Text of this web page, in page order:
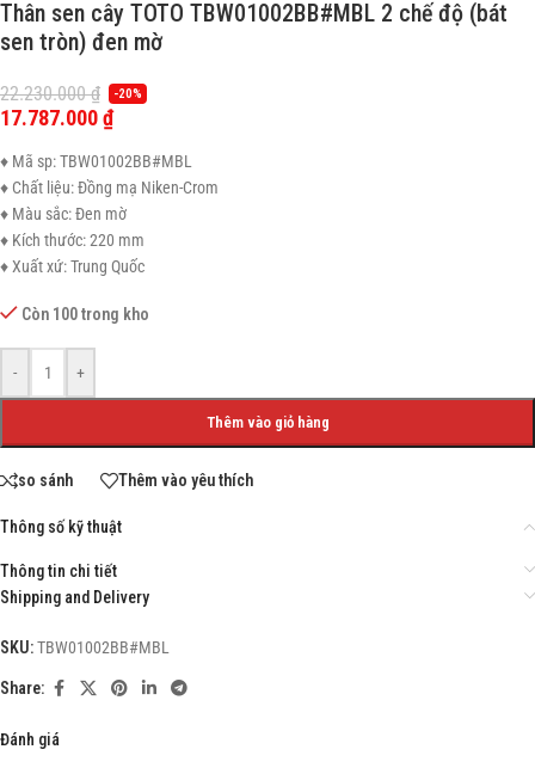
Thân sen cây TOTO TBW01002BB#MBL 2 chế độ (bát
sen tròn) đen mờ
22.230.000₫ -20%
17.787.000₫
♦ Mã sp: TBW01002BB#MBL
♦ Chất liệu: Đồng mạ Niken-Crom
♦ Màu sắc: Đen mờ
♦ Kích thước: 220 mm
♦ Xuất xứ: Trung Quốc
Còn 100 trong kho
- +
Thêm vào giỏ hàng
so sánh Thêm vào yêu thích
Thông số kỹ thuật
Thông tin chi tiết
Shipping and Delivery
SKU:TBW01002BB#MBL
Share:
Đánh giá